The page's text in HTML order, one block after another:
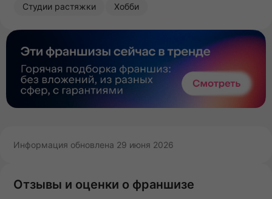
Студии растяжки
Хобби
Информация обновлена 29 июня 2026
Отзывы и оценки о франшизе